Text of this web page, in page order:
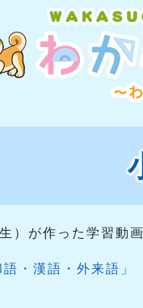
）が作った学習動画
・漢語・外来語」